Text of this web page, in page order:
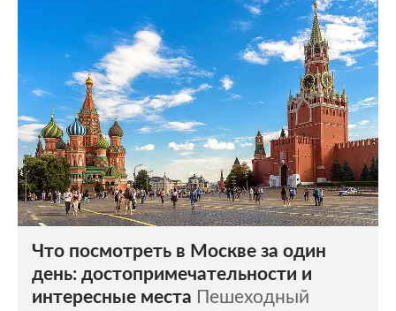
Что посмотреть в Москве за один
день: достопримечательности и
интересные места Пешеходный